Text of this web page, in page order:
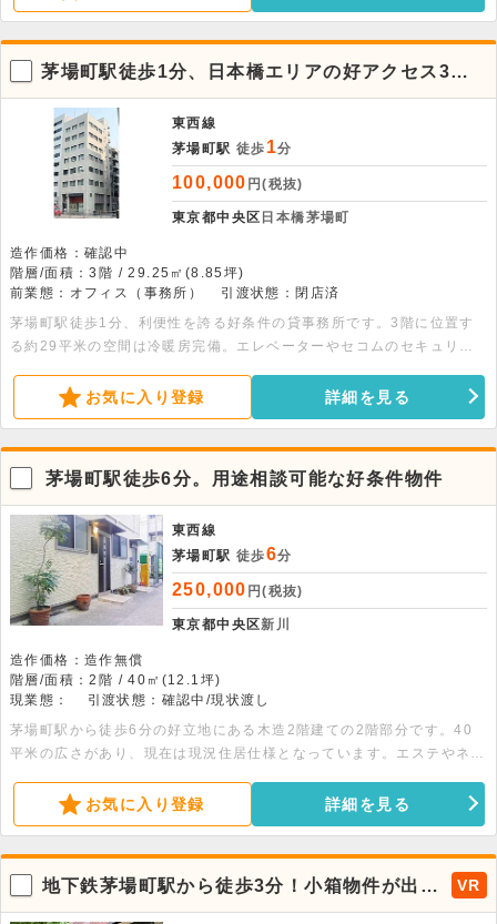
茅場町駅徒歩1分、日本橋エリアの好アクセス3階
貸事務所
東西線
茅場町駅 徒歩 1分
100,000 円(税抜)
東京都中央区 日本橋茅場町
造作価格：確認中
階層/面積：3階 / 29.25㎡(8.85坪)
前業態：オフィス（事務所）
引渡状態：閉店済
茅場町駅徒歩1分、利便性を誇る好条件の貸事務所です。3階に位置す
る約29平米の空間は冷暖房完備。エレベーターやセコムのセキュリテ
お気に入り登録 詳細を見る
茅場町駅徒歩6分。用途相談可能な好条件物件
東西線
茅場町駅 徒歩6分
250,000 円(税抜)
東京都中央区新川
造作価格：造作無償
階層/面積：2階 / 40㎡(12.1坪)
現業態：
引渡状態：確認中/現状渡し
茅場町駅から徒歩6分の好立地にある木造2階建ての2階部分です。40
平米の広さがあり、現在は現況住居仕様となっています。エステやネイ
も相談ができます。お気軽にお問い合わせください。
お気に入り登録 詳細を見る
地下鉄茅場町駅から徒歩3分！小箱物件が出ま
した。
VR